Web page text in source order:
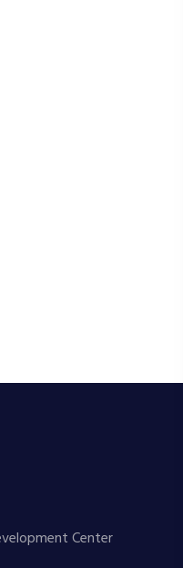
Center